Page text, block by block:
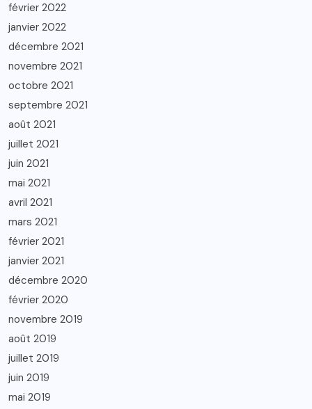
février 2022
janvier 2022
décembre 2021
novembre 2021
octobre 2021
septembre 2021
août 2021
juillet 2021
juin 2021
mai 2021
avril 2021
mars 2021
février 2021
janvier 2021
décembre 2020
février 2020
novembre 2019
août 2019
juillet 2019
juin 2019
mai 2019